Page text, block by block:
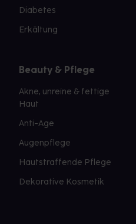
Diabetes
Erkältung
Beauty & Pflege
Akne, unreine & fettige
Haut
Anti-Age
Augenpflege
Hautstraffende Pflege
Dekorative Kosmetik